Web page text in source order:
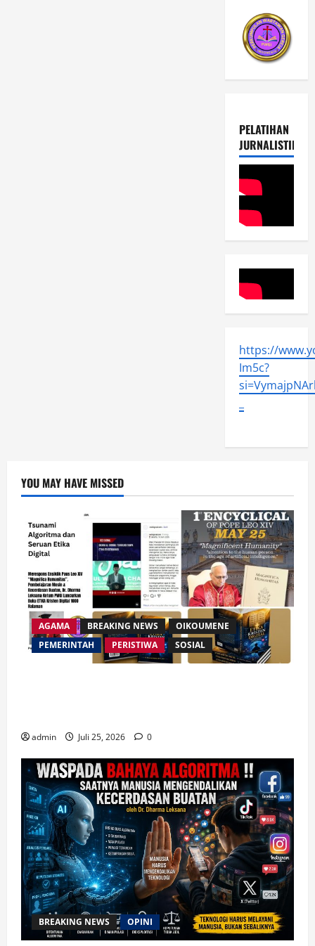
PELATIHAN
JURNALISTIK
https://
Im5c?
YOU MAY HAVE MISSED
AGAMA BREAKING NEWS
OIKOUMENE
PEMERINTAH
PERISTIWA SOSIAL
admin Juli 25, 2026 0
BREAKING NEWS OPINI